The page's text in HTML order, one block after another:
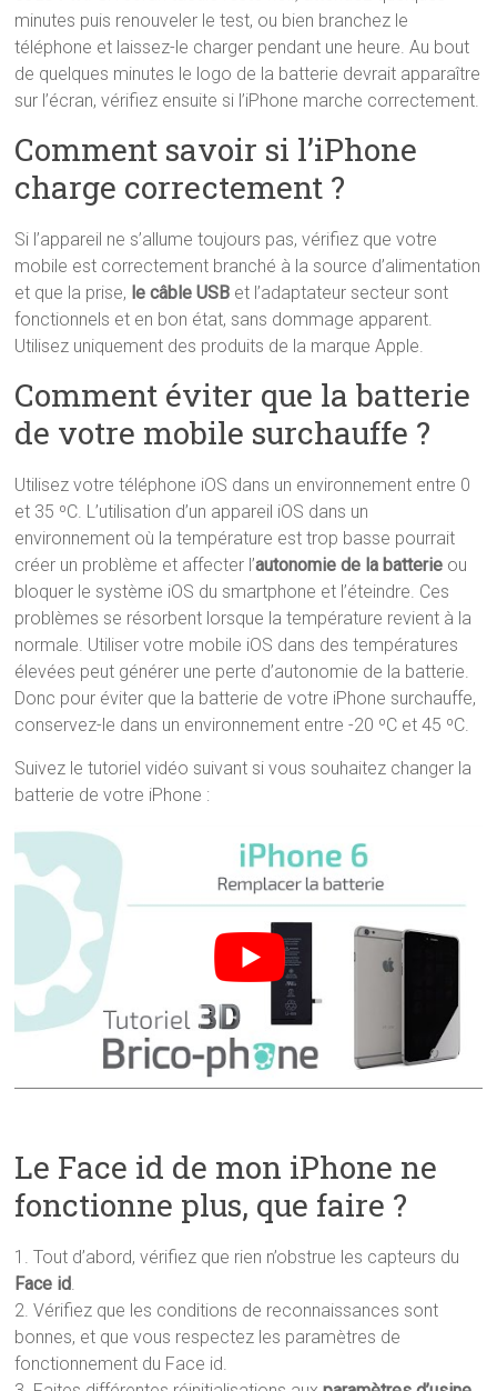
minutes puis renouveler le test, ou bien branchez le
téléphone et laissez-le charger pendant une heure. Au bout
de quelques minutes le logo de la batterie devrait apparaître
sur l’écran, vérifiez ensuite si l’iPhone marche correctement.
Comment savoir si l’iPhone
charge correctement ?
Si l’appareil ne s’allume toujours pas, vérifiez que votre
mobile est correctement branché à la source d’alimentation
et que la prise, le câble USB et l’adaptateur secteur sont
fonctionnels et en bon état, sans dommage apparent.
Utilisez uniquement des produits de la marque Apple.
Comment éviter que la batterie
de votre mobile surchauffe ?
Utilisez votre téléphone iOS dans un environnement entre 0
et 35 ºC. L’utilisation d’un appareil iOS dans un
environnement où la température est trop basse pourrait
créer un problème et affecter l’autonomie de la batterie ou
bloquer le système iOS du smartphone et l’éteindre. Ces
problèmes se résorbent lorsque la température revient à la
normale. Utiliser votre mobile iOS dans des températures
élevées peut générer une perte d’autonomie de la batterie.
Donc pour éviter que la batterie de votre iPhone surchauffe,
conservez-le dans un environnement entre -20 ºC et 45 ºC.
Suivez le tutoriel vidéo suivant si vous souhaitez changer la
batterie de votre iPhone :
Le Face id de mon iPhone ne
fonctionne plus, que faire ?
1. Tout d’abord, vérifiez que rien n’obstrue les capteurs du
Face id
2. Vérifiez que les conditions de reconnaissances sont
bonnes, et que vous respectez les paramètres de
fonctionnement du Face id.